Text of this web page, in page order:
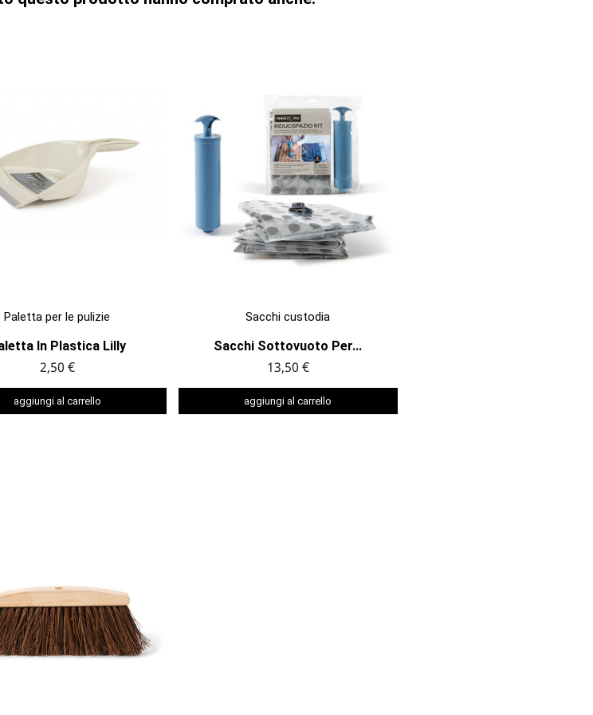
Paletta per le pulizie
In Plastica Lilly
2,50 €
aggiungi al carrello
ANTEPRIMA Sacchi custodia
Sacchi Sottovuoto Per...
13,50 €
aggiungi al carrello
ANTEPRIMA